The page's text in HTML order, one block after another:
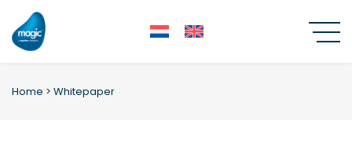
content
Home > Whitepaper